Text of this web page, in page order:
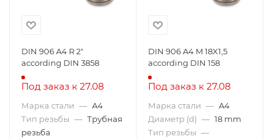
DIN 906 A4 R 2"
according DIN 3858
Под заказ к 27.08
Марка стали — A4
Тип резьбы — Трубная
резьба
DIN 906 A4 M 18X1,5
according DIN 158
Под заказ к 27.08
Марка стали — A4
Диаметр (d) — 18 mm
Тип резьбы —